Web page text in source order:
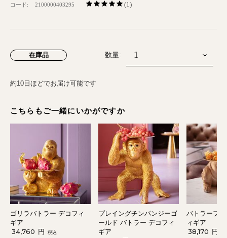
コード: 2100000403295 (1)
在庫品 数量:
約10日ほどでお届け可能です
こちらもご一緒にいかがですか
ゴリラバトラー デコフィ
ギア
34,760 円 税込
プレイングチンパンジーゴ
ールド バトラー デコフィ
ギア
バトラーフ
ィギア
38,170 円